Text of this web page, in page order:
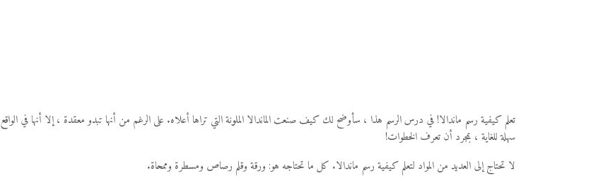
تعلم كيفية رسم ماندالا! في درس الرسم هذا ، سأوضح لك كيف صنعت الماندالا الملونة التي تراها أعلاه. على الرغم من أنها تبدو معقدة ، إلا أنها في الواقع
سهلة للغاية ، بمجرد أن تعرف الخطوات!
لا تحتاج إلى العديد من المواد لتعلم كيفية رسم ماندالا. كل ما تحتاجه هو: ورقة وقلم رصاص ومسطرة وممحاة.